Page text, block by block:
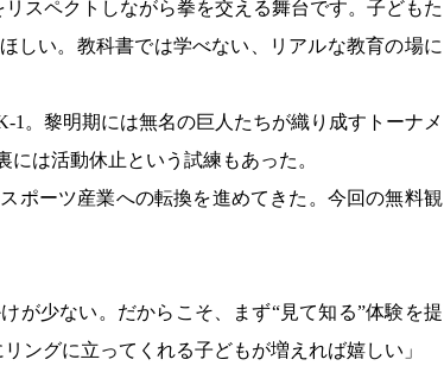
スペクトしながら拳を交える舞台です。子どもた
しい。教科書では学べない、リアルな教育の場に
1。黎明期には無名の巨人たちが織り成すトーナメ
は活動休止という試練もあった。
ポーツ産業への転換を進めてきた。今回の無料観
が少ない。だからこそ、まず“見て知る”体験を提
ングに立ってくれる子どもが増えれば嬉しい」